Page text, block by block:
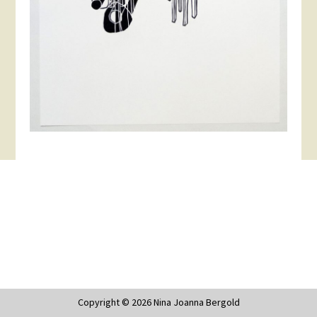
Copyright © 2026 Nina Joanna Bergold